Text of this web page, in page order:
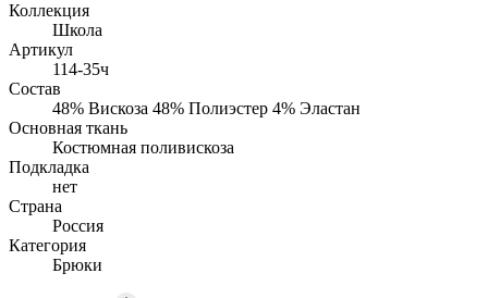
Коллекция
Школа
Артикул
114-35ч
Состав
48% Вискоза 48% Полиэстер 4% Эластан
Основная ткань
Костюмная поливискоза
Подкладка
нет
Страна
Россия
Категория
Брюки